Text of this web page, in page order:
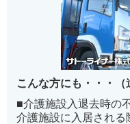
こんな方にも・・・（
■介護施設入退去時の
介護施設に入居される